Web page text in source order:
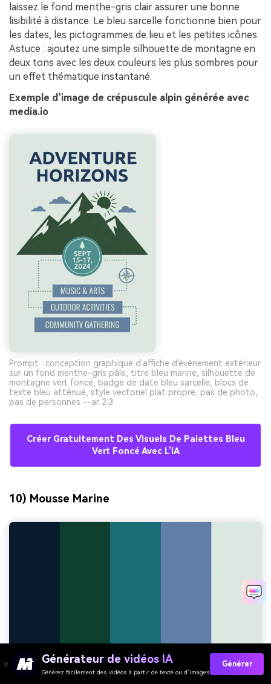
laissez le fond menthe-gris clair assurer une bonne
lisibilité à distance. Le bleu sarcelle fonctionne bien pour
les dates, les pictogrammes de lieu et les petites icônes.
Astuce : ajoutez une simple silhouette de montagne en
deux tons avec les deux couleurs les plus sombres pour
un effet thématique instantané.
Exemple d’image de crépuscule alpin générée avec
media.io
Prompt : conception graphique d'affiche d'événement extérieur
sur un fond menthe-gris pâle, titre bleu marine, silhouette de
montagne vert foncé, badge de date bleu sarcelle, blocs de
texte bleu atténué, style vectoriel plat propre, pas de photo,
pas de personnes --ar 2:3
Créer Gratuitement Des Visuels De Palettes Bleu
Vert Foncé Avec L’IA
10) Mousse Marine
Générateur de vidéos IA
Générez facilement des vidéos à partir de texte ou d’images
Générer